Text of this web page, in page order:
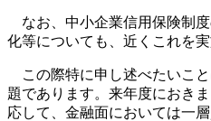
なお、中小企業信用保険制
化等についても、近くこれを
この際特に申し述べたいこ
題であります。来年度におき
応して、金融面においては一